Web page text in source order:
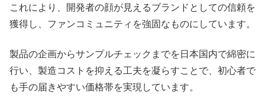
これにより、開発者の顔が見えるブランドとしての信頼を
獲得し、ファンコミュニティを強固なものにしています。
製品の企画からサンプルチェックまでを日本国内で綿密に
行い、製造コストを抑える工夫を凝らすことで、初心者で
も手の届きやすい価格帯を実現しています。